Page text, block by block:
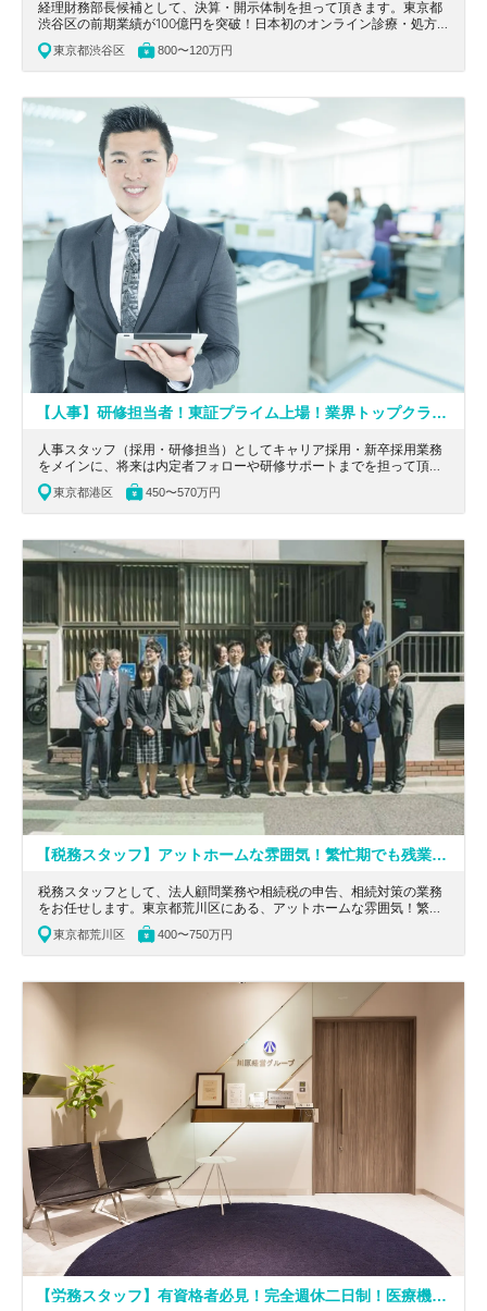
経理財務部長候補として、決算・開示体制を担って頂きます。東京都
渋谷区の前期業績が100億円を突破！日本初のオンライン診療・処方
薬宅配のワンストップ・プラットフォームサービスを展開！2021年に
上場を果たしたヘルステックカンパニーの求人です。
東京都渋谷区 800〜120万円
【人事】研修担当者！東証プライム上場！業界トップクラスのサービス導入実績を持つITサービス企業
人事スタッフ（採用・研修担当）としてキャリア採用・新卒採用業務
をメインに、将来は内定者フォローや研修サポートまでを担って頂き
ます。東京都港区にある業界トップクラスのサービス導入実績を誇る
東証プライム上場のITサービス企業の求人です。
東京都港区 450〜570万円
【税務スタッフ】アットホームな雰囲気！繁忙期でも残業少なめ！相続の案件にも携われる環境！昭和16年創業で歴史がある税理士法人
税務スタッフとして、法人顧問業務や相続税の申告、相続対策の業務
をお任せします。東京都荒川区にある、アットホームな雰囲気！繁忙
期でも残業少なめ！相続の案件にも携われる環境！昭和16年創業で歴
史がある税理士法人の求人です。
東京都荒川区 400〜750万円
【労務スタッフ】有資格者必見！完全週休二日制！医療機関の経営を総合的に支援する税理士法人